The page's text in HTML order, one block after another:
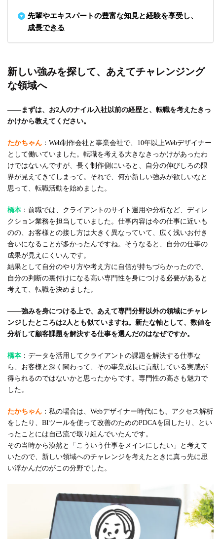
先輩やエキスパートの豊富な知見と経験を享受し、
成長できる
新しい強みを探して、あえてチャレンジング
な領域へ
――まずは、お2人のナイル入社以前の経歴と、転職を考えたきっ
かけから教えてください。
たかちゃん ：Web制作会社と事業会社で、10年以上Webデザイナー
として働いていました。転職を考える大きなきっかけがあったわ
けではないんですが、長く制作側にいると、自分の伸びしろの限
界が見えてきてしまって。それで、何か新しい強みが欲しいなと
思って、転職活動を始めました。
橋本：前職では、クライアントのサイト運用や分析など、ディレ
クション業務を担当していました。仕事内容は今の仕事に近いも
のの、お客様との接し方は大きく異なっていて、広く浅いお付き
合いになることが多かったんですね。そうなると、自分の仕事の
成果が見えにくいんです。
結果として自分のやり方や考え方に自信が持ちづらかったので、
自分の判断の裏付けになる高い専門性を身につける必要があると
考えて、転職を決めました。
――強みを身につける上で、あえて専門分野以外の領域にチャレ
ンジしたところは2人とも似ていますね。新たな軸として、数値を
分析して顧客課題を解決する仕事を選んだのはなぜですか。
橋本：データを活用してクライアントの課題を解決する仕事な
ら、お客様と深く関わって、その事業成長に貢献している実感が
得られるのではないかと思ったからです。専門性の高さも魅力で
した。
たかちゃん ：私の場合は、Webデザイナー時代にも、アクセス解析
をしたり、BIツールを使って改善のためのPDCAを回したり、とい
ったことには自己流で取り組んでいたんです。
その当時から漠然と「こういう仕事をメインにしたい」と考えて
いたので、新しい領域へのチャレンジを考えたときに真っ先に思
い浮かんだのがこの分野でした。